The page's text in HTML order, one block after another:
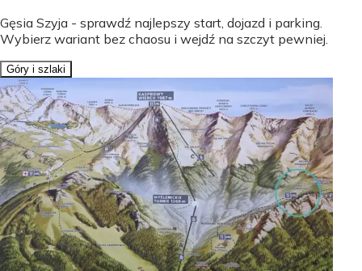
Gęsia Szyja - sprawdź najlepszy start, dojazd i parking.
Wybierz wariant bez chaosu i wejdź na szczyt pewniej.
Góry i szlaki